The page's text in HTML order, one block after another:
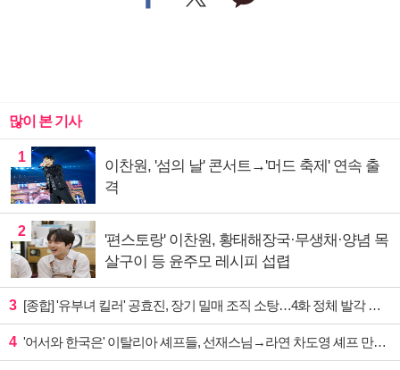
많이 본 기사
1
이찬원, '섬의 날' 콘서트→'머드 축제' 연속 출
격
2
'편스토랑' 이찬원, 황태해장국·무생채·양념 목
살구이 등 윤주모 레시피 섭렵
3 [종합] '유부녀 킬러' 공효진, 장기 밀매 조직 소탕…4화 정체 발각 위기 예고
4 '어서와 한국은' 이탈리아 셰프들, 선재스님→라연 차도영 셰프 만난다